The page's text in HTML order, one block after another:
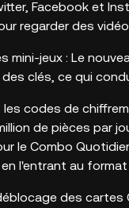
Facebook et
regarder des
mini-jeux : Le
clés, ce qui
codes de
de pièces par
le Combo
l'entrant au format
des cartes